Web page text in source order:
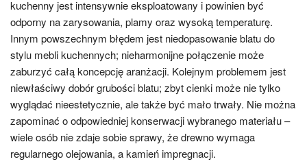
kuchenny jest intensywnie eksploatowany i powinien być
odporny na zarysowania, plamy oraz wysoką temperaturę.
Innym powszechnym błędem jest niedopasowanie blatu do
stylu mebli kuchennych; nieharmonijne połączenie może
zaburzyć całą koncepcję aranżacji. Kolejnym problemem jest
niewłaściwy dobór grubości blatu; zbyt cienki może nie tylko
wyglądać nieestetycznie, ale także być mało trwały. Nie można
zapominać o odpowiedniej konserwacji wybranego materiału –
wiele osób nie zdaje sobie sprawy, że drewno wymaga
regularnego olejowania, a kamień impregnacji.